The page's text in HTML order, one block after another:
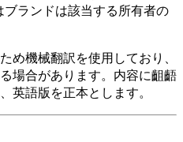
ランドは該当する所有者の
め機械翻訳を使用しており、
場合があります。内容に齟齬
英語版を正本とします。